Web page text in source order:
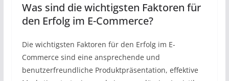
Was sind die wichtigsten Faktoren für
den Erfolg im E-Commerce?
Die wichtigsten Faktoren für den Erfolg im E-
Commerce sind eine ansprechende und
benutzerfreundliche Produktpräsentation, effektive